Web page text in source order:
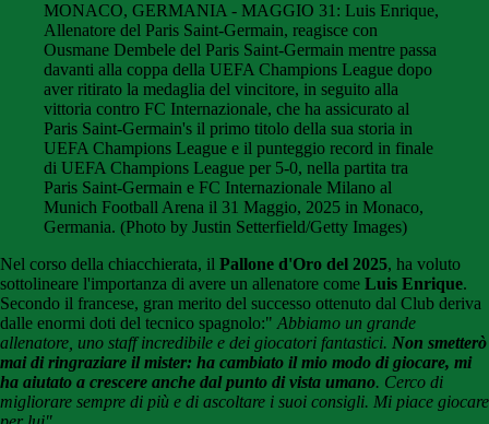
MONACO, GERMANIA - MAGGIO 31: Luis Enrique,
Allenatore del Paris Saint-Germain, reagisce con
Ousmane Dembele del Paris Saint-Germain mentre passa
davanti alla coppa della UEFA Champions League dopo
aver ritirato la medaglia del vincitore, in seguito alla
vittoria contro FC Internazionale, che ha assicurato al
Paris Saint-Germain's il primo titolo della sua storia in
UEFA Champions League e il punteggio record in finale
di UEFA Champions League per 5-0, nella partita tra
Paris Saint-Germain e FC Internazionale Milano al
Munich Football Arena il 31 Maggio, 2025 in Monaco,
Germania. (Photo by Justin Setterfield/Getty Images)
Nel corso della chiacchierata, il Pallone d'Oro del 2025, ha voluto
sottolineare l'importanza di avere un allenatore come Luis Enrique.
Secondo il francese, gran merito del successo ottenuto dal Club deriva
dalle enormi doti del tecnico spagnolo:" Abbiamo un grande
allenatore, uno staff incredibile e dei giocatori fantastici. Non smetterò
mai di ringraziare il mister: ha cambiato il mio modo di giocare, mi
ha aiutato a crescere anche dal punto di vista umano. Cerco di
migliorare sempre di più e di ascoltare i suoi consigli. Mi piace giocare